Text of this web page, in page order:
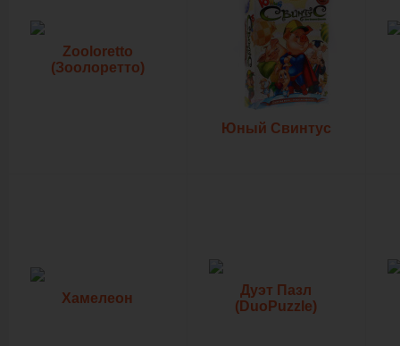
Zooloretto
(Зоолоретто)
Юный Свинтус
Хамелеон
Дуэт Пазл
(DuoPuzzle)